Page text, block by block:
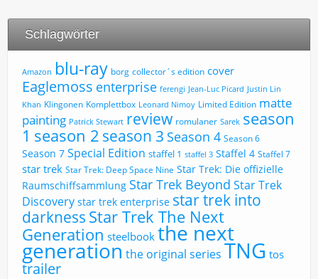
Schlagwörter
Amazon blu-ray borg collector´s edition cover
Eaglemoss enterprise ferengi Jean-Luc Picard Justin Lin
Khan Klingonen Komplettbox Leonard Nimoy Limited Edition matte
painting Patrick Stewart review romulaner Sarek season
1 season 2 season 3 Season 4 Season 6
Season 7 Special Edition staffel 1 staffel 3 Staffel 4 Staffel 7
star trek Star Trek: Deep Space Nine Star Trek: Die offizielle
Raumschiffsammlung Star Trek Beyond Star Trek
Discovery star trek enterprise star trek into
darkness Star Trek The Next
Generation steelbook the next
generation the original series TNG tos
trailer